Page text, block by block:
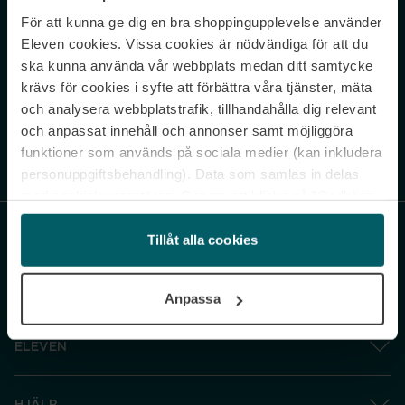
För att kunna ge dig en bra shoppingupplevelse använder
Eleven cookies. Vissa cookies är nödvändiga för att du
ska kunna använda vår webbplats medan ditt samtycke
krävs för cookies i syfte att förbättra våra tjänster, mäta
och analysera webbplatstrafik, tillhandahålla dig relevant
och anpassat innehåll och annonser samt möjliggöra
funktioner som används på sociala medier (kan inkludera
personuppgiftsbehandling). Data som samlas in delas
och gå vidare” accepterar du samtliga cookies medan du
under ”Inställningar” kan anpassa användningen av
cookies. Du kan återkalla ditt samtycke när som helst.
Tillåt alla cookies
Anpassa
Never miss a beat.
Sign up to our newsletter.
Genom att prenumerera accepterar du vår Integritetspolicy. Avprenumerera
ELEVEN